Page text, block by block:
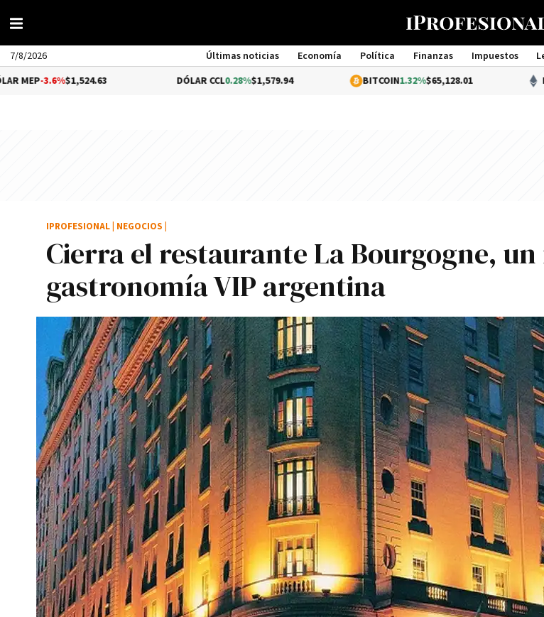
7/8/2026 Últimas noticias Economía Política Finanzas Impuestos
Management
$1,524.63 0.28%$1,579.94 1.32%$65,128.01 ETHEREUM
Cierra el restaurante La Bourgogne,
gastronomí­a VIP argentina
IPROFESIONAL NEGOCIOS